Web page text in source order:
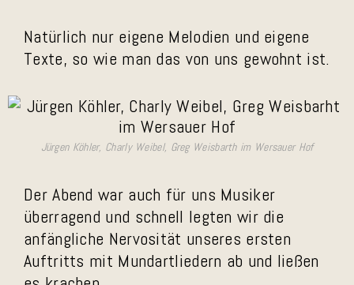
Natürlich nur eigene Melodien und eigene
Texte, so wie man das von uns gewohnt ist.
Jürgen Köhler, Charly Weibel, Greg Weisbarth im Wersauer Hof
Der Abend war auch für uns Musiker
überragend und schnell legten wir die
anfängliche Nervosität unseres ersten
Auftritts mit Mundartliedern ab und ließen